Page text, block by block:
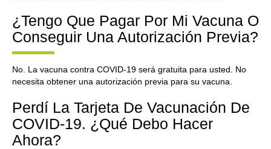
¿Tengo Que Pagar Por Mi Vacuna O
Conseguir Una Autorización Previa?
No. La vacuna contra COVID-19 será gratuita para usted. No
necesita obtener una autorización previa para su vacuna.
Perdí La Tarjeta De Vacunación De
COVID-19. ¿Qué Debo Hacer
Ahora?